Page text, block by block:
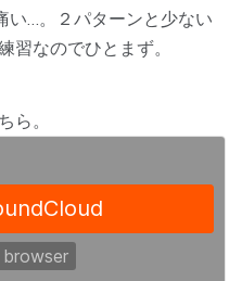
い…。２パターンと少ない
習なのでひとまず。
ら。